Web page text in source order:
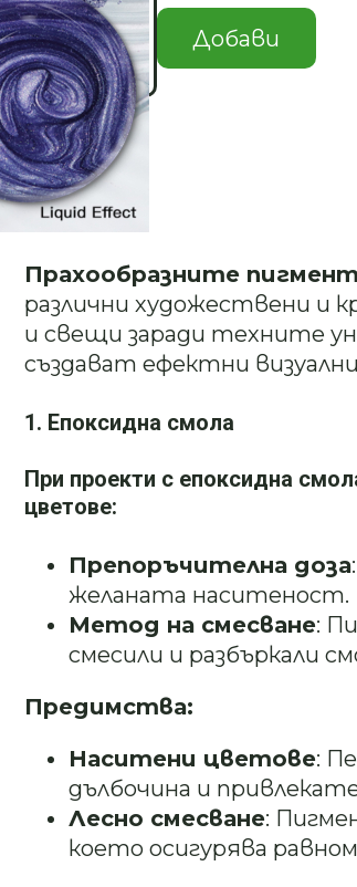
количество
за
Мика
Пигмент
GRAYISH
GREEN
#49
Добави
Описание
Прахообразните
различни художествени и
и свещи заради техните
създават ефектни
1. Епоксидна смола
При проекти с епоксидна
цветове:
Препоръчителна доза
желаната наситеност.
Метод на смесване:
смесили и разбъркали
Предимства:
Наситени цветове:
дълбочина и
Лесно смесване:
което осигурява